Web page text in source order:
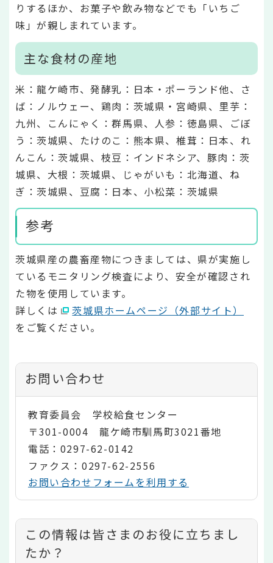
りするほか、お菓子や飲み物などでも「いちご
味」が親しまれています。
主な食材の産地
米：龍ケ崎市、発酵乳：日本・ポーランド他、さ
ば：ノルウェー、鶏肉：茨城県・宮崎県、里芋：
九州、こんにゃく：群馬県、人参：徳島県、ごぼ
う：茨城県、たけのこ：熊本県、椎茸：日本、れ
んこん：茨城県、枝豆：インドネシア、豚肉：茨
城県、大根：茨城県、じゃがいも：北海道、ね
ぎ：茨城県、豆腐：日本、小松菜：茨城県
参考
茨城県産の農畜産物につきましては、県が実施し
ているモニタリング検査により、安全が確認され
た物を使用しています。
詳しくは
茨城県ホームページ（外部サイト）
をご覧ください。
お問い合わせ
教育委員会 学校給食センター
〒301-0004 龍ケ崎市馴馬町3021番地
電話：0297-62-0142
ファクス：0297-62-2556
お問い合わせフォームを利用する
コ
ン
この情報は皆さまのお役に立ちまし
たか？